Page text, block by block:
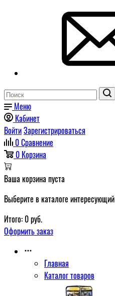
Меню
Кабинет
ВойтиЗарегистрироваться
0Сравнение
0 Корзина
Ваша корзина пуста
Выберите в каталоге
Итого: 0руб.
Оформить заказ
Главная
Каталог товаров